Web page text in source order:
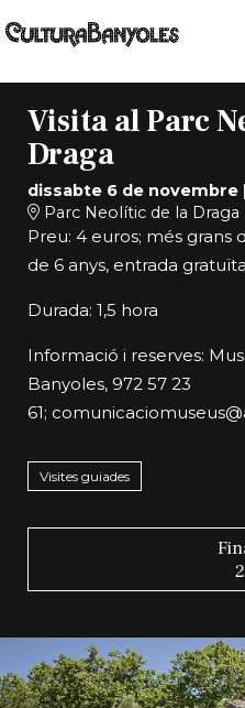
Visita al Parc
Draga
dissabte 6 de novembre
Parc Neolític de la Draga
Preu: 4 euros; més grans
de 6 anys, entrada
Durada: 1,5 hora
Informació i reserves:
Banyoles, 972 57 23
61;
Visites guiades